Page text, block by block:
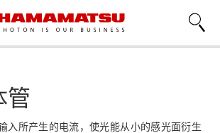
管
入所产生的电流，使光能从小的感光面衍生